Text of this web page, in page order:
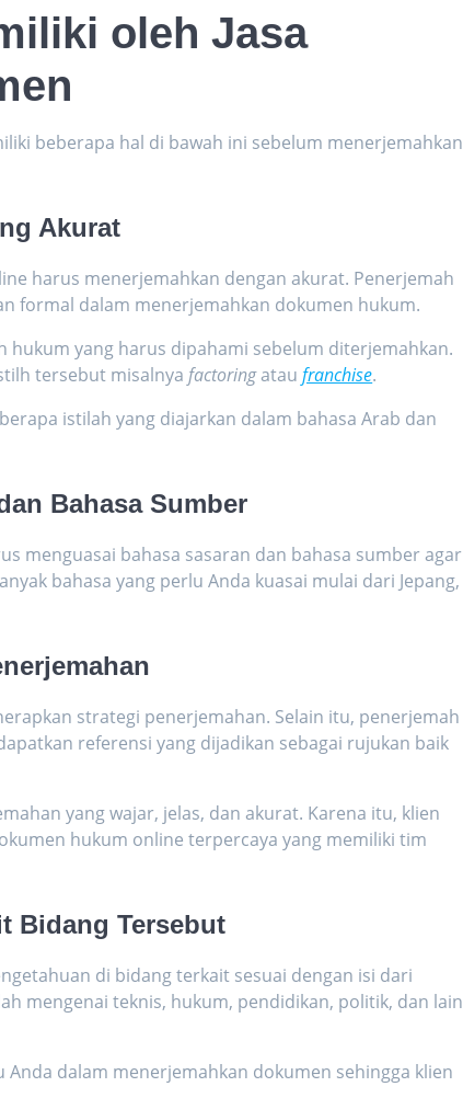
oleh Jasa
beberapa hal di bawah ini sebelum menerjemahkan
Akurat
harus menerjemahkan dengan akurat. Penerjemah
formal dalam menerjemahkan dokumen hukum.
yang harus dipahami sebelum diterjemahkan.
tersebut misalnya factoringataufranchise.
istilah yang diajarkan dalam bahasa Arab dan
Bahasa Sumber
menguasai bahasa sasaran dan bahasa sumber agar
bahasa yang perlu Anda kuasai mulai dari Jepang,
strategi penerjemahan. Selain itu, penerjemah
referensi yang dijadikan sebagai rujukan baik
yang wajar, jelas, dan akurat. Karena itu, klien
hukum online terpercaya yang memiliki tim
Bidang Tersebut
di bidang terkait sesuai dengan isi dari
mengenai teknis, hukum, pendidikan, politik, dan lain
dalam menerjemahkan dokumen sehingga klien